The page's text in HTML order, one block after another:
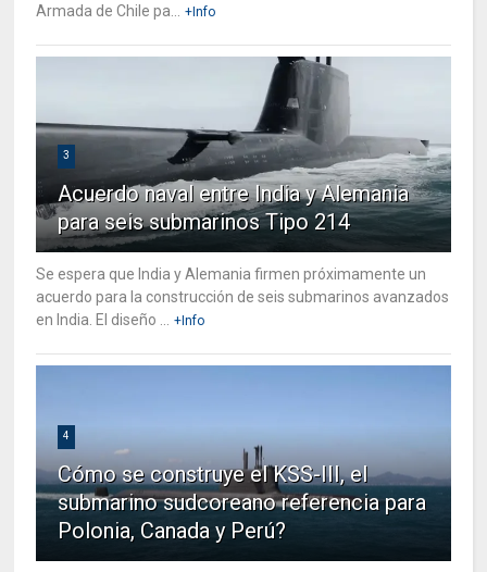
Armada de Chile pa...
+Info
3
Acuerdo naval entre India y Alemania
para seis submarinos Tipo 214
Se espera que India y Alemania firmen próximamente un
acuerdo para la construcción de seis submarinos avanzados
en India. El diseño ...
+Info
4
Cómo se construye el KSS-III, el
submarino sudcoreano referencia para
Polonia, Canada y Perú?